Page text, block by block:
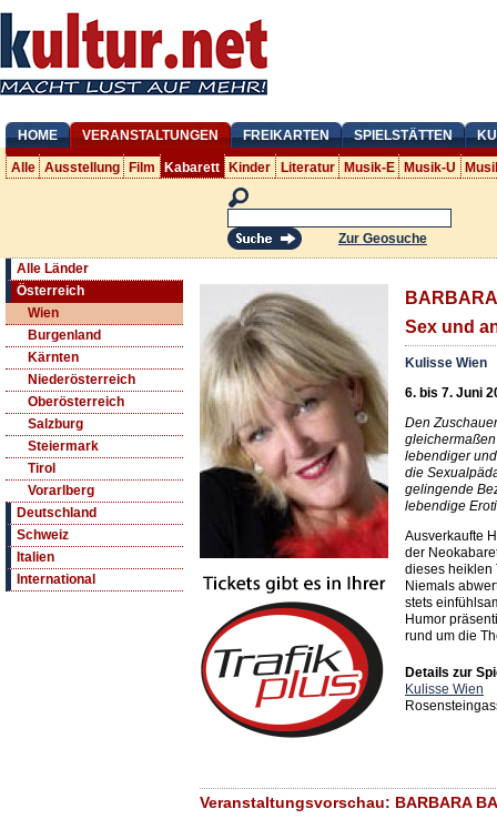
HOME VERANSTALTUNGEN FREIKARTEN SPIELSTÄTTEN
Alle Ausstellung Film Kabarett Kinder Literatur Musik-E Musik-U
Zur Geosuche
Alle Länder
Österreich
Wien
Burgenland
Kärnten
Niederösterreich
Oberösterreich
Salzburg
Steiermark
Tirol
Vorarlberg
Deutschland
Schweiz
Italien
International
Sex und
Kulisse Wien
6. bis 7. Juni
Den
lebendiger
die
gelingende
lebendige
Ausverkaufte
der
dieses heiklen
Niemals
stets
Humor
rund um die
Details zur
Kulisse Wien
Veranstaltungsvorschau: BARBARA